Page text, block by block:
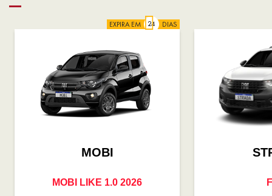
EXPIRA EM DIAS
MOBI
MOBI LIKE 1.0 2026